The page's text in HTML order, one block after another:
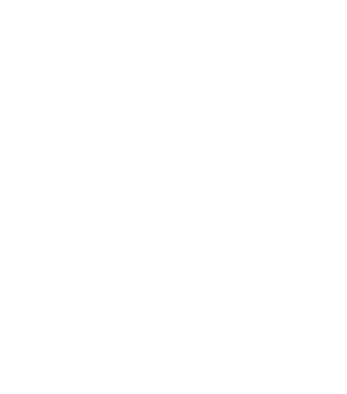
ellentmondásokra vágyik, a szombat a
drámai